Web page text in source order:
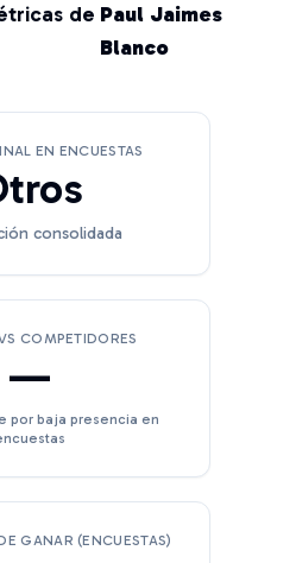
de Paul Jaimes
Blanco
EN ENCUESTAS
consolidada
COMPETIDORES
—
por baja presencia en
GANAR (ENCUESTAS)